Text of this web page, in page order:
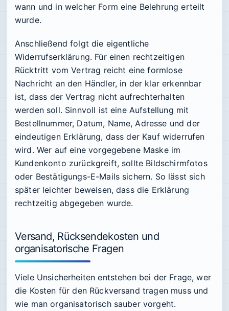
wann und in welcher Form eine Belehrung erteilt
wurde.
Anschließend folgt die eigentliche
Widerrufserklärung. Für einen rechtzeitigen
Rücktritt vom Vertrag reicht eine formlose
Nachricht an den Händler, in der klar erkennbar
ist, dass der Vertrag nicht aufrechterhalten
werden soll. Sinnvoll ist eine Aufstellung mit
Bestellnummer, Datum, Name, Adresse und der
eindeutigen Erklärung, dass der Kauf widerrufen
wird. Wer auf eine vorgegebene Maske im
Kundenkonto zurückgreift, sollte Bildschirmfotos
oder Bestätigungs-E-Mails sichern. So lässt sich
später leichter beweisen, dass die Erklärung
rechtzeitig abgegeben wurde.
Versand, Rücksendekosten und
organisatorische Fragen
Viele Unsicherheiten entstehen bei der Frage, wer
die Kosten für den Rückversand tragen muss und
wie man organisatorisch sauber vorgeht.